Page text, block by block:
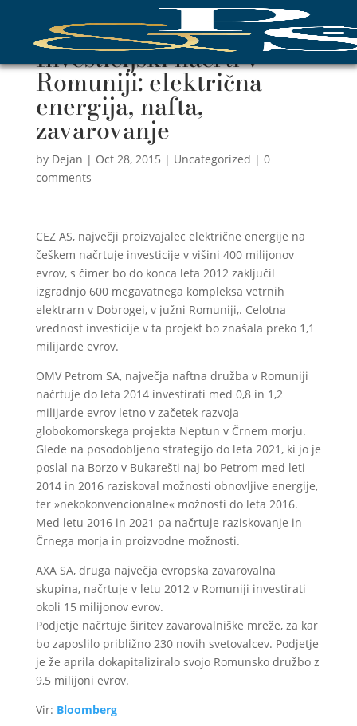
Investicijski načrti v
Romuniji: električna
energija, nafta,
zavarovanje
by Dejan | Oct 28, 2015 | Uncategorized | 0
comments
CEZ AS, največji proizvajalec električne energije na
češkem načrtuje investicije v višini 400 milijonov
evrov, s čimer bo do konca leta 2012 zaključil
izgradnjo 600 megavatnega kompleksa vetrnih
elektrarn v Dobrogei, v južni Romuniji,. Celotna
vrednost investicije v ta projekt bo znašala preko 1,1
milijarde evrov.
OMV Petrom SA, največja naftna družba v Romuniji
načrtuje do leta 2014 investirati med 0,8 in 1,2
milijarde evrov letno v začetek razvoja
globokomorskega projekta Neptun v Črnem morju.
Glede na posodobljeno strategijo do leta 2021, ki jo je
poslal na Borzo v Bukarešti naj bo Petrom med leti
2014 in 2016 raziskoval možnosti obnovljive energije,
ter »nekokonvencionalne« možnosti do leta 2016.
Med letu 2016 in 2021 pa načrtuje raziskovanje in
Črnega morja in proizvodne možnosti.
AXA SA, druga največja evropska zavarovalna
skupina, načrtuje v letu 2012 v Romuniji investirati
okoli 15 milijonov evrov.
Podjetje načrtuje širitev zavarovalniške mreže, za kar
bo zaposlilo približno 230 novih svetovalcev. Podjetje
je že aprila dokapitaliziralo svojo Romunsko družbo z
9,5 milijoni evrov.
Vir: Bloomberg